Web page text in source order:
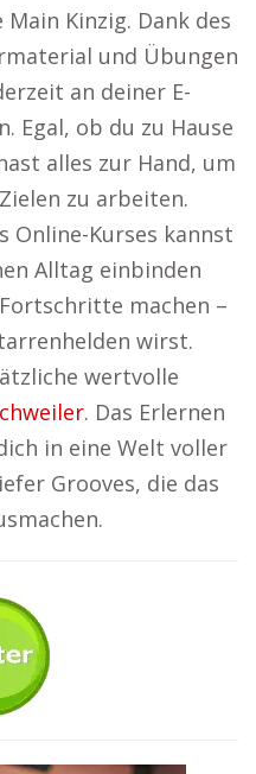
Kinzig. Dank des
und Übungen
an deiner E-
Egal, ob du zu Hause
alles zur Hand, um
zu arbeiten.
Online-Kurses kannst
Alltag einbinden
machen –
wirst.
wertvolle
. Das Erlernen
in eine Welt voller
Grooves, die das